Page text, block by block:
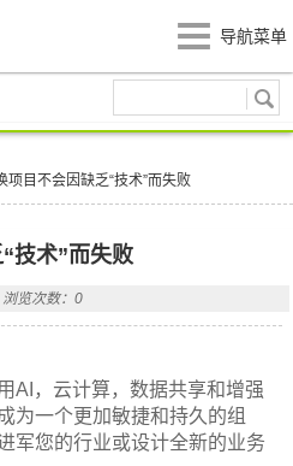
导航菜单
项目不会因缺乏“技术”而失败
技术”而失败
浏览次数：0
AI，云计算，数据共享和增强
为一个更加敏捷和持久的组
军您的行业或设计全新的业务